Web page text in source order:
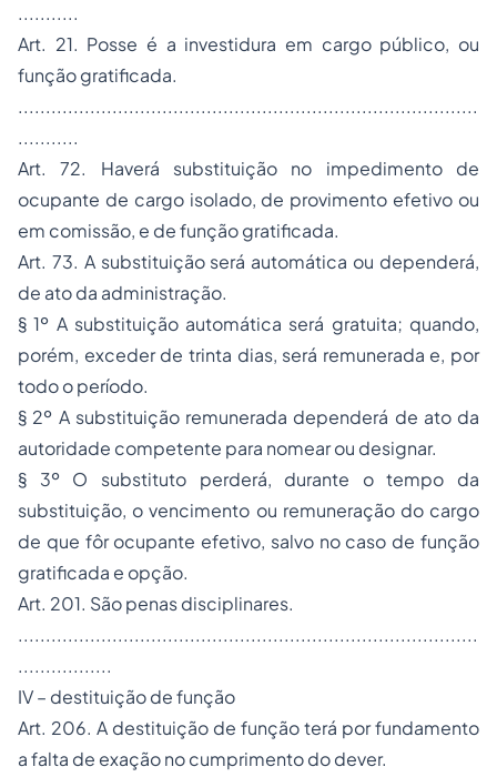
...........
Art. 21. Posse é a investidura em cargo público, ou
função gratificada.
...................................................................................
...........
Art. 72. Haverá substituição no impedimento de
ocupante de cargo isolado, de provimento efetivo ou
em comissão, e de função gratificada.
Art. 73. A substituição será automática ou dependerá,
de ato da administração.
§ 1º A substituição automática será gratuita; quando,
porém, exceder de trinta dias, será remunerada e, por
todo o período.
§ 2º A substituição remunerada dependerá de ato da
autoridade competente para nomear ou designar.
§ 3º O substituto perderá, durante o tempo da
substituição, o vencimento ou remuneração do cargo
de que fôr ocupante efetivo, salvo no caso de função
gratificada e opção.
Art. 201. São penas disciplinares.
...................................................................................
.................
IV – destituição de função
Art. 206. A destituição de função terá por fundamento
a falta de exação no cumprimento do dever.